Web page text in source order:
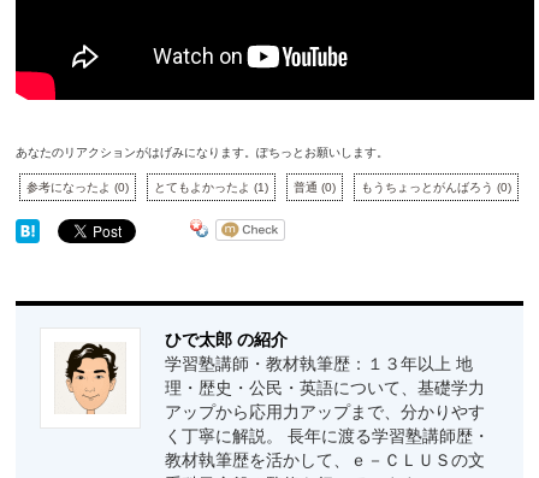
あなたのリアクションがはげみになります。ぽちっとお願いします。
参考になったよ(0) とてもよかったよ(1) 普通(0) もうちょっとがんばろう(0)
ひで太郎 の紹介
学習塾講師・教材執筆歴：１３年以上 地
理・歴史・公民・英語について、基礎学力
アップから応用力アップまで、分かりやす
く丁寧に解説。 長年に渡る学習塾講師歴・
教材執筆歴を活かして、ｅ－ＣＬＵＳの文